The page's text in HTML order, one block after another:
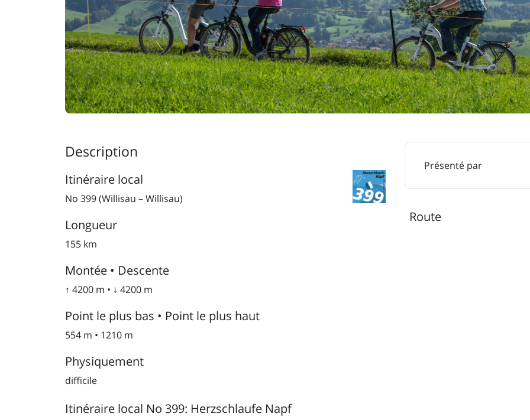
Description
Itinéraire local
No 399 (Willisau – Willisau)
Longueur
155 km
Montée • Descente
↑ 4200 m • ↓ 4200 m
Point le plus bas • Point le plus haut
554 m • 1210 m
Physiquement
difficile
Itinéraire local No 399: Herzschlaufe Napf
Présenté par
Route